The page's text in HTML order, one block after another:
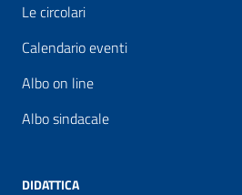
Le circolari
Calendario eventi
Albo on line
Albo sindacale
DIDATTICA